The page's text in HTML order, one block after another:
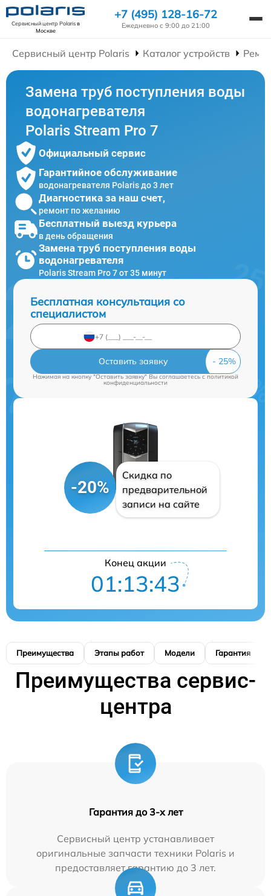
Сервисный центр Polarisв
Москве
+7 (495) 128-16-72
Ежедневно с 9:00 до 21:00
Сервисный центр Polaris Каталог устройств
Замена труб поступления воды
водонагревателя
Polaris Stream Pro 7
Официальный сервис
Гарантийное обслуживание
водонагревателя Polaris до 3 лет
Диагностика за наш счет,
ремонт по желанию
Бесплатный выезд курьера
в день обращения
Замена труб поступления воды
водонагревателя
Polaris Stream Pro 7 от 35 минут
Бесплатная консультация со
специалистом
Оставить заявку
Нажимая на кнопку "Оставить заявку" Вы соглашаетесь cполитикой
конфиденциальности
-20%
Скидка по
предварительной
записи на сайте
Конец акции
01:13:42
Преимущества Этапы работ Модели Гарантия
Преимущества сервис-
центра
Гарантия до 3-х лет
Сервисный центр устанавливает
оригинальные запчасти техники Polaris и
предоставляет гарантию до 3 лет.